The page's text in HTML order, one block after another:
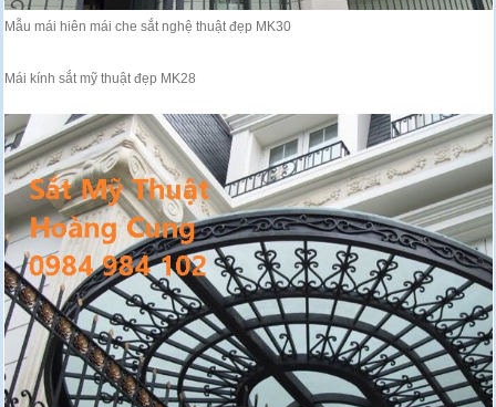
Mẫu mái hiên mái che sắt nghệ thuật đẹp MK30
Mái kính sắt mỹ thuật đẹp MK28